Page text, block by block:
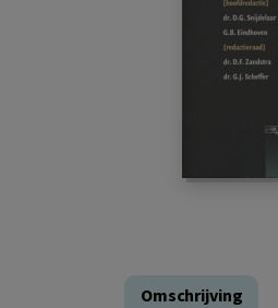
Omschrijving